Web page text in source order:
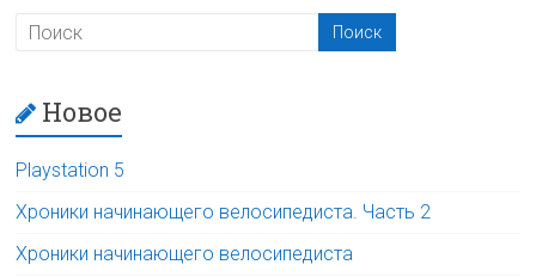
Новое
Playstation 5
Хроники начинающего велосипедиста. Часть 2
Хроники начинающего велосипедиста